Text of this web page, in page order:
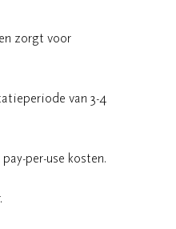
zorgt voor
van 3-4
per-use kosten.